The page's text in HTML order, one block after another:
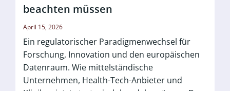
beachten müssen
April 15, 2026
Ein regulatorischer Paradigmenwechsel für
Forschung, Innovation und den europäischen
Datenraum. Wie mittelständische
Unternehmen, Health-Tech-Anbieter und